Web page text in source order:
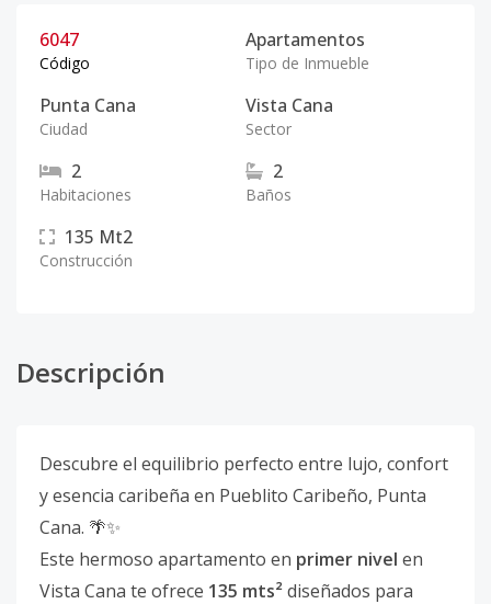
6047
Código
Apartamentos
Tipo de Inmueble
Punta Cana
Ciudad
Vista Cana
Sector
2
Habitaciones
2
Baños
135 Mt2
Construcción
Descripción
Descubre el equilibrio perfecto entre lujo, confort
y esencia caribeña en Pueblito Caribeño, Punta
Cana. 🌴✨
Este hermoso apartamento en primer nivel en
Vista Cana te ofrece 135 mts²diseñados para